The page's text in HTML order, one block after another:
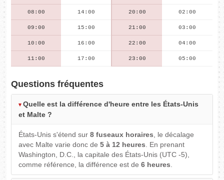
08:00 14:00 20:00 02:00
09:00 15:00 21:00 03:00
10:00 16:00 22:00 04:00
11:00 17:00 23:00 05:00
Questions fréquentes
Quelle est la différence d'heure entre les États-Unis
et Malte ?
États-Unis s'étend sur8 fuseaux horaires, le décalage
avec Malte varie donc de5 à 12 heures. En prenant
Washington, D.C., la capitale des États-Unis (UTC -5),
comme référence, la différence est de6 heures.